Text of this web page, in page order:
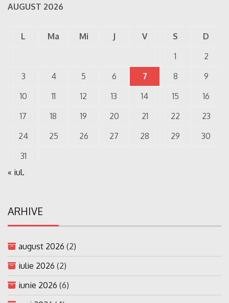
AUGUST 2026
L Ma Mi J V S
D
1
2
3
4 5 6 7 8
9
10
11 12 13 14 15
16
17
18 19 20 21 22
23
24
25 26 27 28 29
30
31
« iul.
ARHIVE
august 2026 (2)
iulie 2026 (2)
iunie 2026 (6)